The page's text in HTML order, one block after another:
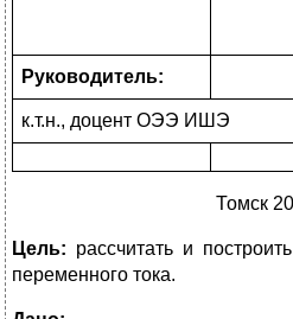
Руководитель:
к.т.н., доцент ОЭЭ ИШЭ
Томск
Цель: рассчитать и
переменного тока.